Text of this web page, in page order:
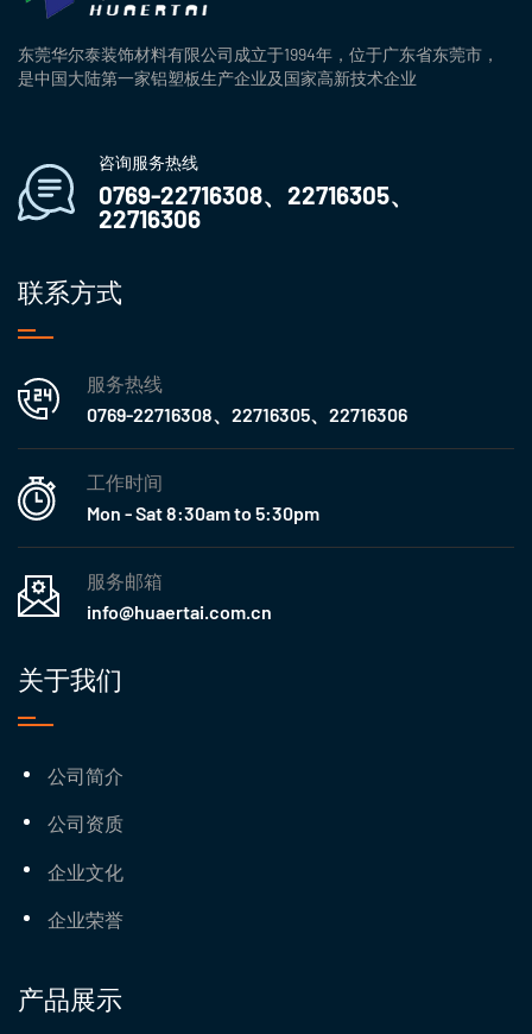
东莞华尔泰装饰材料有限公司成立于1994年，位于广东省东莞市，
是中国大陆第一家铝塑板生产企业及国家高新技术企业
咨询服务热线
0769-22716308、22716305、
22716306
联系方式
服务热线
0769-22716308、22716305、22716306
工作时间
Mon - Sat 8:30am to 5:30pm
服务邮箱
info@huaertai.com.cn
关于我们
公司简介
公司资质
企业文化
企业荣誉
产品展示